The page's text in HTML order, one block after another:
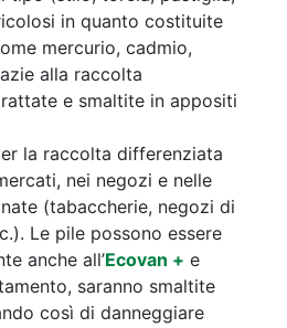
in quanto costituite
mercurio, cadmio,
alla raccolta
e smaltite in appositi
la raccolta differenziata
nei negozi e nelle
(tabaccherie, negozi di
Le pile possono essere
anche all’Ecovan + e
saranno smaltite
così di danneggiare